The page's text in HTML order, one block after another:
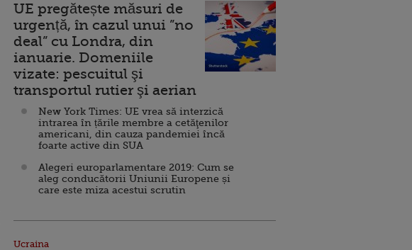
UE pregătește măsuri de
urgență, în cazul unui ”no
deal” cu Londra, din
ianuarie. Domeniile
vizate: pescuitul şi
transportul rutier şi aerian
New York Times: UE vrea să interzică
intrarea în țările membre a cetăţenilor
americani, din cauza pandemiei încă
foarte active din SUA
Alegeri europarlamentare 2019: Cum se
aleg conducătorii Uniunii Europene și
care este miza acestui scrutin
Ucraina